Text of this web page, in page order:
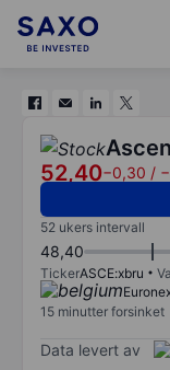
52,40−0,30 /
52 ukers intervall
48,40
TickerASCE:xbru
15 minutter forsinket
Data levert av